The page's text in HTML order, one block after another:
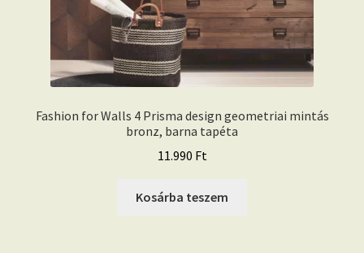
Fashion for Walls 4 Prisma design geometriai mintás
bronz, barna tapéta
11.990 Ft
Kosárba teszem